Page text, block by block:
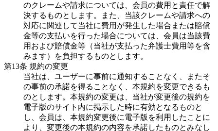
のクレームや請求については、会員の費用と責任で解
決するものとします。また、当該クレームや請求への
対応に関連して当社に費用が発生した場合または賠償
金等の支払いを行った場合については、会員は当該費
用および賠償金等（当社が支払った弁護士費用等を含
みます）を負担するものとします。
第13条 規約の変更
当社は、ユーザーに事前に通知することなく、またそ
の事前の承諾を得ることなく、本規約を変更できるも
のとします。本規約の変更は、当社が変更後の規約を
電子版のサイト内に掲示した時に有効となるものと
し、会員は、本規約変更後に電子版を利用したことに
より、変更後の本規約の内容を承諾したものとみなし